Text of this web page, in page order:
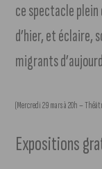
ce spectacle
d’hier, et éclaire,
migrants
(Mercredi 29 mars à 20h –
Expositions